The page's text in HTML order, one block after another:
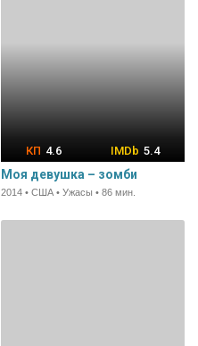
4.6 5.4
Моя девушка – зомби
2014 • США • Ужасы • 86 мин.